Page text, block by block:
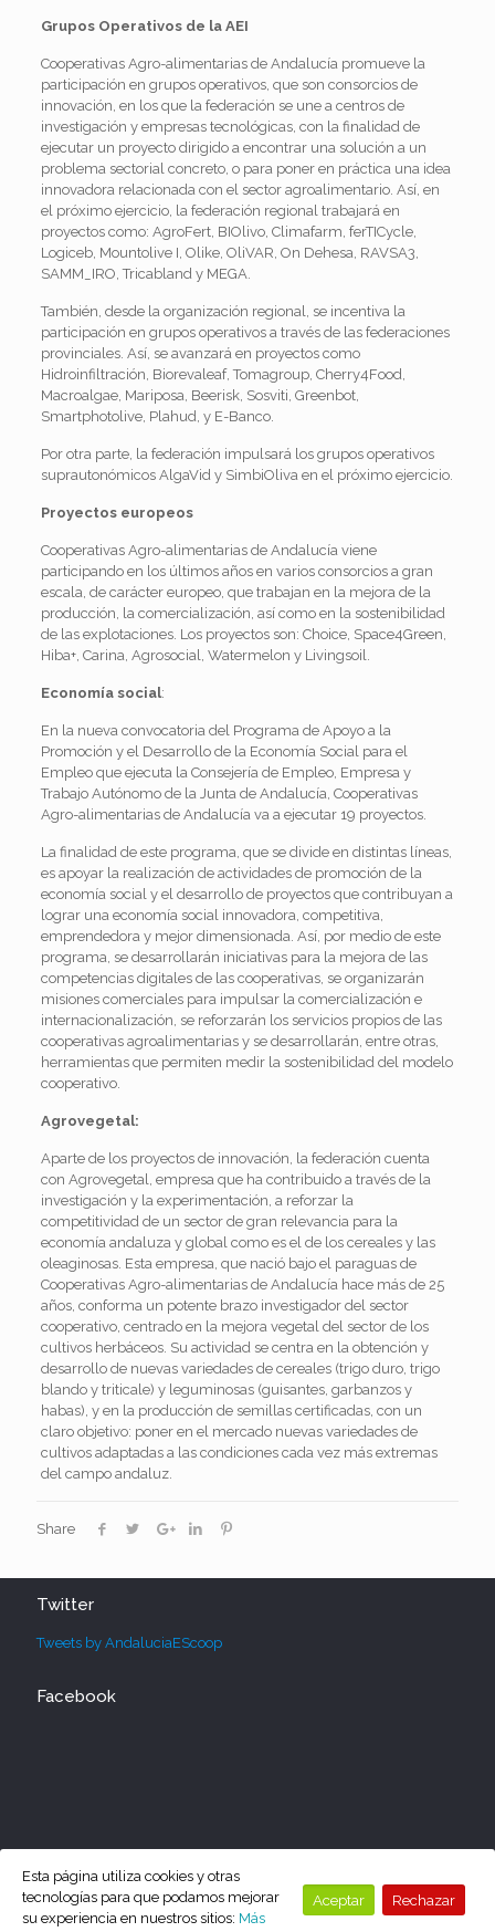
Grupos Operativos de la AEI
Cooperativas Agro-alimentarias de Andalucía promueve la
participación en grupos operativos, que son consorcios de
innovación, en los que la federación se une a centros de
investigación y empresas tecnológicas, con la finalidad de
ejecutar un proyecto dirigido a encontrar una solución a un
problema sectorial concreto, o para poner en práctica una idea
innovadora relacionada con el sector agroalimentario. Así, en
el próximo ejercicio, la federación regional trabajará en
proyectos como: AgroFert, BIOlivo, Climafarm, ferTICycle,
Logiceb, Mountolive I, Olike, OliVAR, On Dehesa, RAVSA3,
SAMM_IRO, Tricabland y MEGA.
También, desde la organización regional, se incentiva la
participación en grupos operativos a través de las federaciones
provinciales. Así, se avanzará en proyectos como
Hidroinfiltración, Biorevaleaf, Tomagroup, Cherry4Food,
Macroalgae, Mariposa, Beerisk, Sosviti, Greenbot,
Smartphotolive, Plahud, y E-Banco.
Por otra parte, la federación impulsará los grupos operativos
suprautonómicos AlgaVid y SimbiOliva en el próximo ejercicio.
Proyectos europeos
Cooperativas Agro-alimentarias de Andalucía viene
participando en los últimos años en varios consorcios a gran
escala, de carácter europeo, que trabajan en la mejora de la
producción, la comercialización, así como en la sostenibilidad
de las explotaciones. Los proyectos son: Choice, Space4Green,
Hiba+, Carina, Agrosocial, Watermelon y Livingsoil.
Economía social:
En la nueva convocatoria del Programa de Apoyo a la
Promoción y el Desarrollo de la Economía Social para el
Empleo que ejecuta la Consejería de Empleo, Empresa y
Trabajo Autónomo de la Junta de Andalucía, Cooperativas
Agro-alimentarias de Andalucía va a ejecutar 19 proyectos.
La finalidad de este programa, que se divide en distintas líneas,
es apoyar la realización de actividades de promoción de la
economía social y el desarrollo de proyectos que contribuyan a
lograr una economía social innovadora, competitiva,
emprendedora y mejor dimensionada. Así, por medio de este
programa, se desarrollarán iniciativas para la mejora de las
competencias digitales de las cooperativas, se organizarán
misiones comerciales para impulsar la comercialización e
internacionalización, se reforzarán los servicios propios de las
cooperativas agroalimentarias y se desarrollarán, entre otras,
herramientas que permiten medir la sostenibilidad del modelo
cooperativo.
Agrovegetal:
Aparte de los proyectos de innovación, la federación cuenta
con Agrovegetal, empresa que ha contribuido a través de la
investigación y la experimentación, a reforzar la
competitividad de un sector de gran relevancia para la
economía andaluza y global como es el de los cereales y las
oleaginosas. Esta empresa, que nació bajo el paraguas de
Cooperativas Agro-alimentarias de Andalucía hace más de 25
años, conforma un potente brazo investigador del sector
cooperativo, centrado en la mejora vegetal del sector de los
cultivos herbáceos. Su actividad se centra en la obtención y
desarrollo de nuevas variedades de cereales (trigo duro, trigo
blando y triticale) y leguminosas (guisantes, garbanzos y
habas), y en la producción de semillas certificadas, con un
claro objetivo: poner en el mercado nuevas variedades de
cultivos adaptadas a las condiciones cada vez más extremas
del campo andaluz.
Share
Twitter
Tweets by AndaluciaEScoop
Facebook
Esta página utiliza cookies y otras
tecnologías para que podamos mejorar
su experiencia en nuestros sitios: Más
Aceptar Rechazar